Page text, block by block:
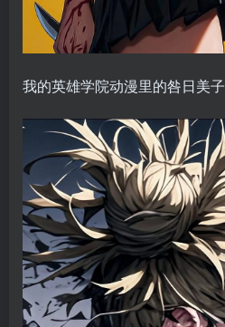
我的英雄学院动漫里的咎日美子